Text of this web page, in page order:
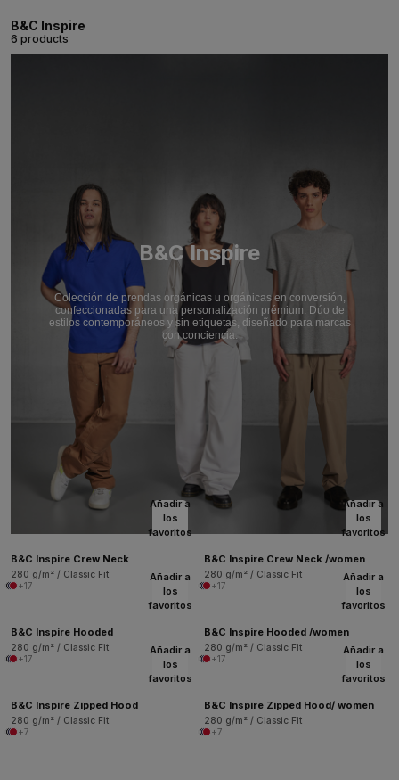
B&C Inspire
6 products
B&C Inspire
Colección de prendas orgánicas u orgánicas en conversión,
confeccionadas para una personalización prémium. Dúo de
estilos contemporáneos y sin etiquetas, diseñado para marcas
con conciencia.
Añadir a
los
favoritos
B&C Inspire Crew Neck
280 g/m² / Classic Fit
+17
Añadir a
los
favoritos
B&C Inspire Crew Neck /women
280 g/m² / Classic Fit
+17
Añadir a
los
favoritos
B&C Inspire Hooded
280 g/m² / Classic Fit
+17
Añadir a
los
favoritos
B&C Inspire Hooded /women
280 g/m² / Classic Fit
+17
Añadir a
los
favoritos
B&C Inspire Zipped Hood
280 g/m² / Classic Fit
+7
Añadir a
los
favoritos
B&C Inspire Zipped Hood/ women
280 g/m² / Classic Fit
+7